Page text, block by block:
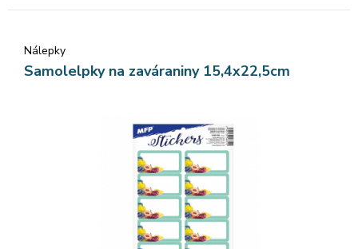
Nálepky
Samolelpky na zaváraniny 15,4x22,5cm